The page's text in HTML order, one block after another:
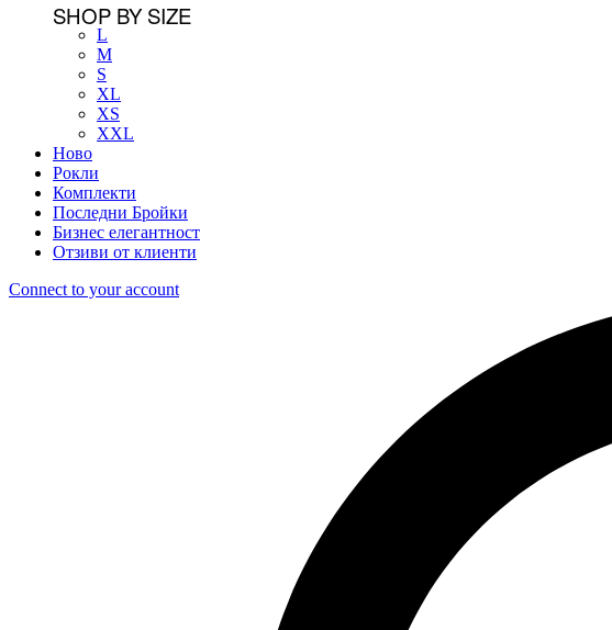
SHOP BY SIZE
L
M
S
XL
XS
XXL
Ново
Рокли
Комплекти
Последни Бройки
Бизнес елегантност
Отзиви от клиенти
Connect to your account